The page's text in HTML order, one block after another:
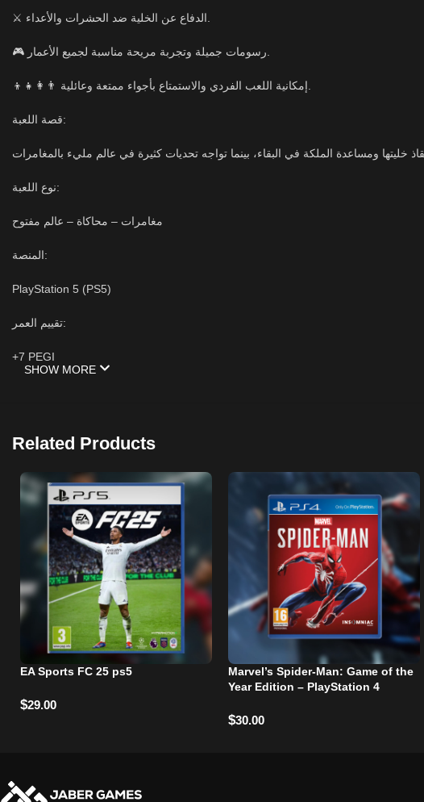
قصة اللعبة:
نوع اللعبة:
مغامرات – محاكاة – عالم مفتوح
المنصة:
PlayStation 5 (PS5)
تقييم العمر:
+7 PEGI
SHOW MORE
Related Products
EA Sports FC 25 ps5
$29.00
Marvel’s Spider-Man: Game of the
Year Edition – PlayStation 4
$30.00